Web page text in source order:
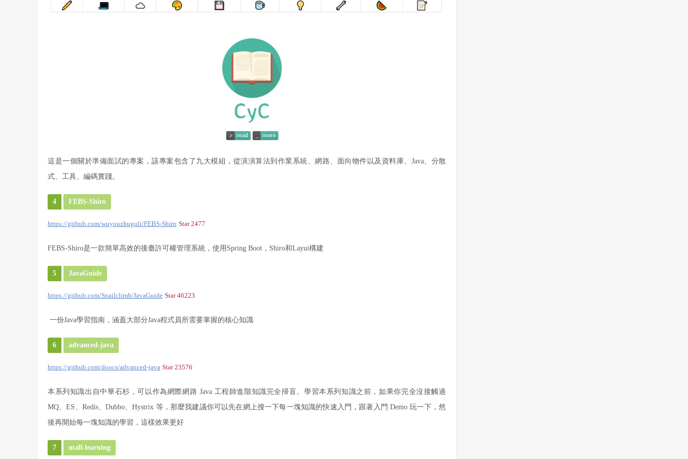
這是一個關於準備面試的專案，該專案包含了九大模組，從演演算法到作業系統、網路、面向物件以及資料庫、Java、分散
式、工具、編碼實踐。
4 FEBS-Shiro
https://github.com/wuyouzhuguli/FEBS-Shiro Star 2477
FEBS-Shiro是一款簡單高效的後臺許可權管理系統，使用Spring Boot，Shiro和Layui構建
5 JavaGuide
https://github.com/Snailclimb/JavaGuide Star 46223
一份Java學習指南，涵蓋大部分Java程式員所需要掌握的核心知識
6 advanced-java
https://github.com/doocs/advanced-java Star 23576
本系列知識出自中華石杉，可以作為網際網路 Java 工程師進階知識完全掃盲。 學習本系列知識之前，如果你完全沒接觸過
MQ、ES、Redis、Dubbo、Hystrix 等，那麼我建議你可以先在網上搜一下每一塊知識的快速入門，跟著入門 Demo 玩一下，然
後再開始每一塊知識的學習，這樣效果更好
7 mall-learning